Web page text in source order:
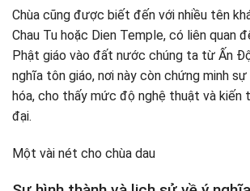
Chùa cũng được biết đến với nhiều tên
Chau Tu hoặc Dien Temple, có liên quan
Phật giáo vào đất nước chúng ta từ Ấn
nghĩa tôn giáo, nơi này còn chứng minh
hóa, cho thấy mức độ nghệ thuật và kiến
đại.
Một vài nét cho chùa dau